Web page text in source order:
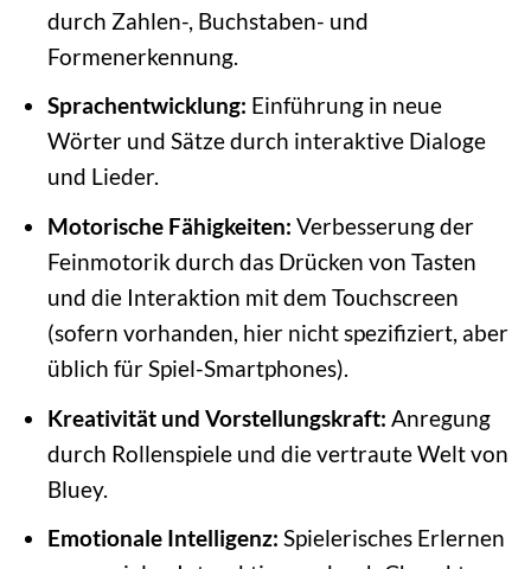
durch Zahlen-, Buchstaben- und
Formenerkennung.
Sprachentwicklung: Einführung in neue
Wörter und Sätze durch interaktive Dialoge
und Lieder.
Motorische Fähigkeiten: Verbesserung der
Feinmotorik durch das Drücken von Tasten
und die Interaktion mit dem Touchscreen
(sofern vorhanden, hier nicht spezifiziert, aber
üblich für Spiel-Smartphones).
Kreativität und Vorstellungskraft: Anregung
durch Rollenspiele und die vertraute Welt von
Bluey.
Emotionale Intelligenz: Spielerisches Erlernen